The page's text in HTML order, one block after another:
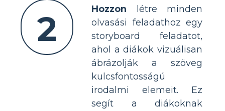
2 Hozzon létre minden
olvasási feladathoz egy
storyboard feladatot,
ahol a diákok vizuálisan
ábrázolják a szöveg
kulcsfontosságú
irodalmi elemeit. Ez
segít a diákoknak